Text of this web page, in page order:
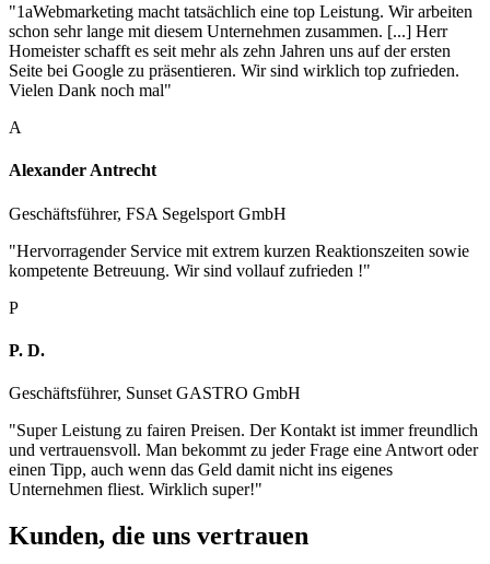
"1aWebmarketing macht tatsächlich eine top Leistung. Wir arbeiten
schon sehr lange mit diesem Unternehmen zusammen. [...] Herr
Homeister schafft es seit mehr als zehn Jahren uns auf der ersten
Seite bei Google zu präsentieren. Wir sind wirklich top zufrieden.
Vielen Dank noch mal"
A
Alexander Antrecht
Geschäftsführer, FSA Segelsport GmbH
"Hervorragender Service mit extrem kurzen Reaktionszeiten sowie
kompetente Betreuung. Wir sind vollauf zufrieden !"
P
P. D.
Geschäftsführer, Sunset GASTRO GmbH
"Super Leistung zu fairen Preisen. Der Kontakt ist immer freundlich
und vertrauensvoll. Man bekommt zu jeder Frage eine Antwort oder
einen Tipp, auch wenn das Geld damit nicht ins eigenes
Unternehmen fliest. Wirklich super!"
Kunden, die uns vertrauen